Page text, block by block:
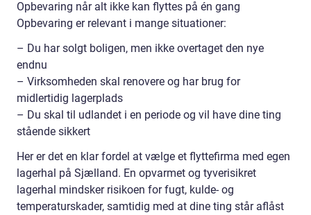
Opbevaring når alt ikke kan flyttes på én gang
Opbevaring er relevant i mange situationer:
– Du har solgt boligen, men ikke overtaget den nye
endnu
– Virksomheden skal renovere og har brug for
midlertidig lagerplads
– Du skal til udlandet i en periode og vil have dine ting
stående sikkert
Her er det en klar fordel at vælge et flyttefirma med egen
lagerhal på Sjælland. En opvarmet og tyverisikret
lagerhal mindsker risikoen for fugt, kulde- og
temperaturskader, samtidig med at dine ting står aflåst